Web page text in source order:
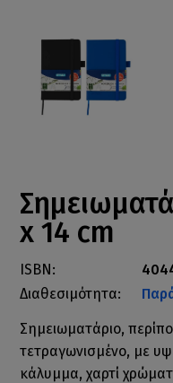
x 14 cm
ISBN:
Διαθεσιμότητα:
Σημειωματάριο,
τετραγωνισμένο, με
κάλυμμα, χαρτί